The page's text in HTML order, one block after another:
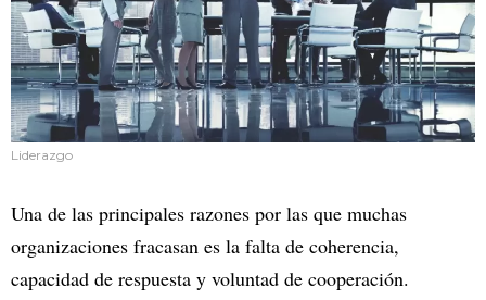
Liderazgo
Una de las principales razones por las que muchas
organizaciones fracasan es la falta de coherencia,
capacidad de respuesta y voluntad de cooperación.